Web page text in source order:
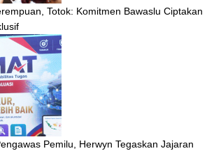
Totok: Komitmen Bawaslu Ciptakan
Pemilu, Herwyn Tegaskan Jajaran